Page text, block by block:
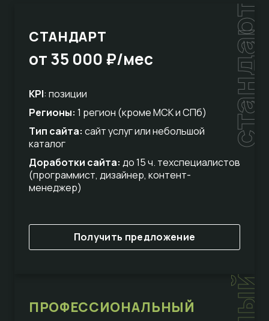
стандарт
СТАНДАРТ
от 35 000 ₽/мес
KPI: позиции
Регионы: 1 регион (кроме МСК и СПб)
Тип сайта: сайт услуг или небольшой
каталог
Доработки сайта: до 15 ч. техспециалистов
(программист, дизайнер, контент-
менеджер)
Получить предложение
ПРОФЕССИОНАЛЬНЫЙ